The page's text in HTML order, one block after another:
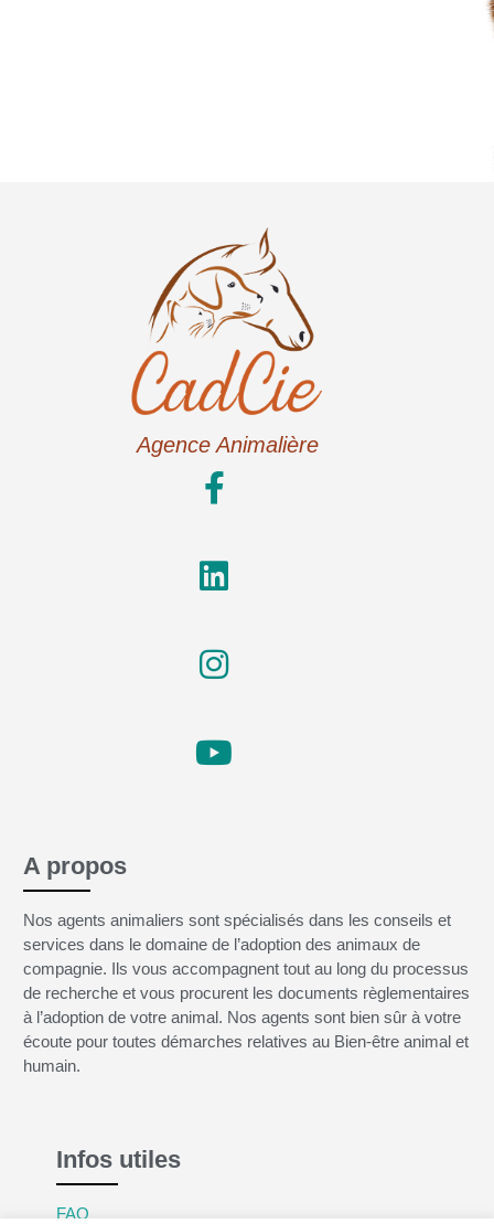
Agence Animalière
A propos
Nos agents animaliers sont spécialisés dans les conseils et
services dans le domaine de l’adoption des animaux de
compagnie. Ils vous accompagnent tout au long du processus
de recherche et vous procurent les documents règlementaires
à l’adoption de votre animal. Nos agents sont bien sûr à votre
écoute pour toutes démarches relatives au Bien-être animal et
humain.
Infos utiles
FAQ